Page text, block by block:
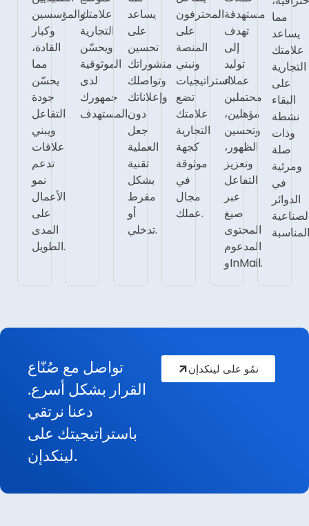
والمؤسسين
وكبار
القادة،
مما
يحسّن
جودة
التفاعل
ويبني
علاقات
تدعم
نمو
الأعمال
على
المدى
الطويل.
علامتك
التجارية
ويحسّن
الموثوقية
لدى
جمهورك
المستهدف.
يساعد
على
تحسين
منشوراتك
وتواصلك
وإعلاناتك
دون
جعل
العملية
تقنية
بشكل
مفرط
أو
تدخلي.
المحترفون
على
المنصة
ونبني
استراتيجيات
تضع
علامتك
التجارية
كجهة
موثوقة
في
مجال
عملك.
مستهدفة
تهدف
إلى
توليد
عملاء
محتملين
مؤهلين،
وتحسين
الظهور،
وتعزيز
التفاعل
عبر
صيغ
المحتوى
المدعوم
وInMail.
مما
يساعد
علامتك
التجارية
على
البقاء
نشطة
وذات
صلة
ومرئية
في
الدوائر
تواصل مع صُنّاع
القرار بشكل أسرع.
دعنا نرتقي
باستراتيجيتك على
لينكدإن.
نمُو على لينكدإن